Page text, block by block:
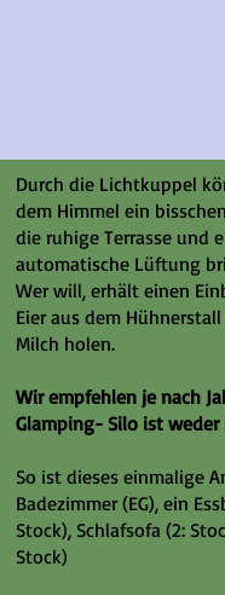
Durch die Lichtkuppel
dem Himmel ein
die ruhige Terrasse und
automatische Lüftung
Wer will, erhält einen
Eier aus dem
Milch holen.
Wir empfehlen je nach
Glamping- Silo ist
So ist dieses einmalige
Badezimmer (EG), ein
Stock), Schlafsofa (2:
Stock)